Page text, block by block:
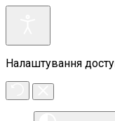
Налаштування